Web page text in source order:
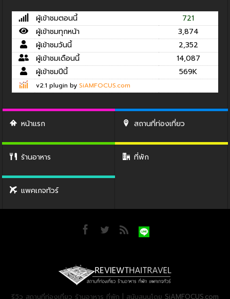
ผู้เข้าชมตอนนี้
721
ผู้เข้าชมทุกหน้า
3,874
ผู้เข้าชมวันนี้
2,352
ผู้เข้าชมเดือนนี้
14,087
ผู้เข้าชมปีนี้
569K
v2.1 plugin by SiAMFOCUS.com
หน้าแรก สถานที่ท่องเที่ยว
ร้านอาหาร ที่พัก
แพคเกจทัวร์
รีวิว สถานที่ท่องเที่ยว ร้านอาหาร ที่พัก | สนับสนุนโดย SiAMFOCUS.com